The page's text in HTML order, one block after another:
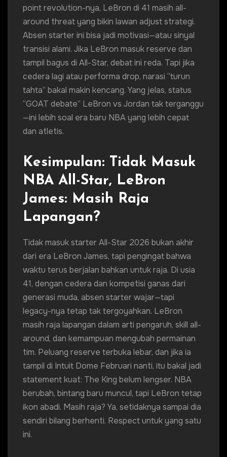
point revolution-nya, LeBron di 41 masih all-
around threat yang bikin lawan adjust strategi.
Absen starter ini bisa jadi motivasi—atau sinyal
transisi alami. Jika LeBron masuk reserve dan
tampil bagus di All-Star, debat ini reda. Tapi jika
cedera lagi atau performa drop, narasi “turun
tahta” bakal makin kencang. Yang jelas, status
“GOAT debate” LeBron vs Jordan tak terganggu
—ini lebih soal era baru NBA yang lebih cepat
dan atletis.
Kesimpulan: Tidak Masuk
NBA All-Star, LeBron
James: Masih Raja
Lapangan?
Tidak masuk starter All-Star 2026 bukan akhir
dari era LeBron James, tapi pengingat bahwa
waktu terus berjalan bahkan untuk raja. Di usia
41, dengan cedera dan kompetisi ganas dari
generasi muda, absen starter wajar—tapi
legacy-nya tetap tak tergoyahkan. LeBron
masih raja lapangan dalam arti pengaruh, skill all-
around, dan kemampuan mengubah permainan
tim. Peluang reserve terbuka lebar, dan jika ia
tampil di Intuit Dome Februari nanti, itu bakal jadi
statement kuat: The King belum lengser. NBA
berubah, bintang baru muncul, tapi LeBron tetap
ikon abadi. Masih raja? Ya, setidaknya sampai dia
sendiri bilang berhenti. Respect untuk yang satu
ini.